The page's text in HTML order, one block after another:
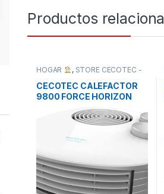
Productos
HOGAR , STORE CECOTEC -
TODOS
CECOTEC CALEFACTOR
9800 FORCE HORIZON